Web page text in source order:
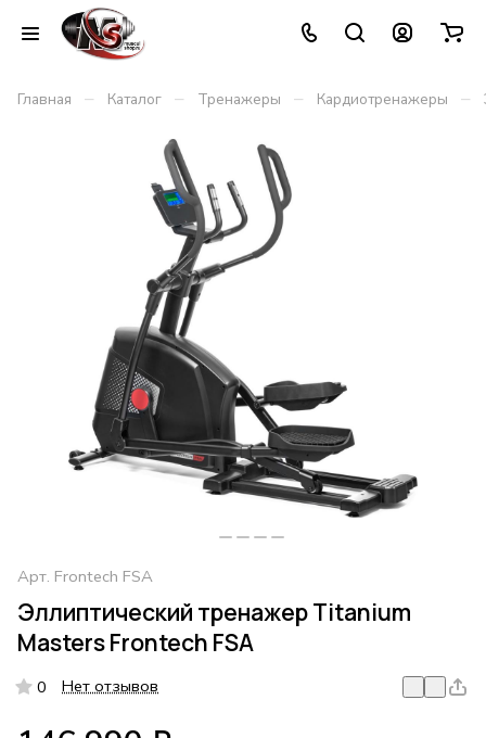
Главная – Каталог – Тренажеры – Кардиотренажеры –
Арт. Frontech FSA
Эллиптический тренажер Titanium
Masters Frontech FSA
0 Нет отзывов